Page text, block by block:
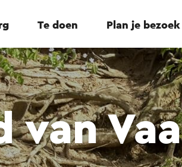
Te doen Plan je bezoek
van